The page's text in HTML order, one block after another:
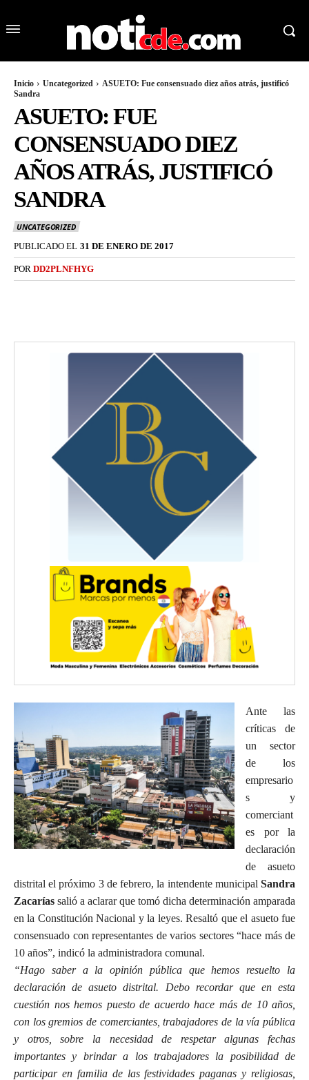
Inicio Uncategorized
ASUETO: Fue consensuado diez años atrás, justificó
Sandra
ASUETO: FUE
CONSENSUADO DIEZ
AÑOS ATRÁS, JUSTIFICÓ
SANDRA
UNCATEGORIZED
PUBLICADO EL 31 DE ENERO DE 2017
POR DD2PLNFHYG
Ante las
críticas de
un sector
de los
empresario
s y
comerciant
es por la
declaración
de asueto
distrital el próximo 3 de febrero, la intendente municipal Sandra
Zacarías salió a aclarar que tomó dicha determinación amparada
en la Constitución Nacional y la leyes. Resaltó que el asueto fue
consensuado con representantes de varios sectores “hace más de
10 años”, indicó la administradora comunal.
“Hago saber a la opinión pública que hemos resuelto la
declaración de asueto distrital. Debo recordar que en esta
cuestión nos hemos puesto de acuerdo hace más de 10 años,
con los gremios de comerciantes, trabajadores de la vía pública
y otros, sobre la necesidad de respetar algunas fechas
importantes y brindar a los trabajadores la posibilidad de
participar en familia de las festividades paganas y religiosas,